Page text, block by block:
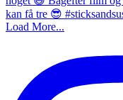
Load More...